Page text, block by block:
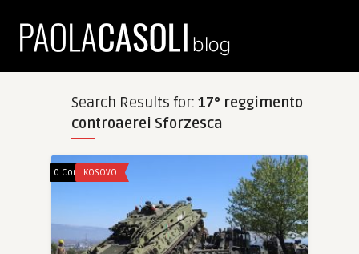
Search Results for: 17° reggimento
controaerei Sforzesca
0 Comments
KOSOVO